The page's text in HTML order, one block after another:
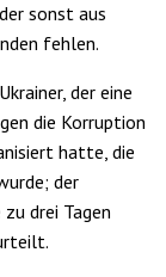
sonst aus
fehlen.
der eine
die Korruption
hatte, die
der
drei Tagen